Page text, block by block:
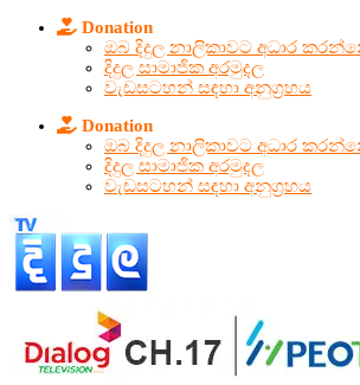
Donation
ඔබ දිදුල නාලිකාවට අධාර
දිදුල සාමාජික අරමුදල
වැඩසටහන් සඳහා අනුග්‍රහය
Donation
ඔබ දිදුල නාලිකාවට අධාර
දිදුල සාමාජික අරමුදල
වැඩසටහන් සඳහා අනුග්‍රහය